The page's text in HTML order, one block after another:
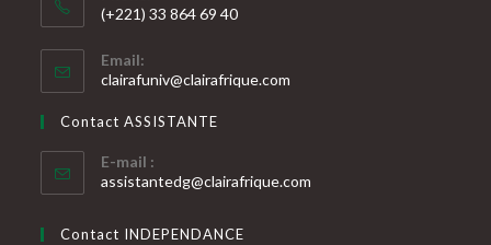
(+221) 33 864 69 40
dans
votre
application
Email:
clairafuniv@clairafrique.com
Contact ASSISTANTE
E-mail :
assistantedg@clairafrique.com
Contact INDEPENDANCE